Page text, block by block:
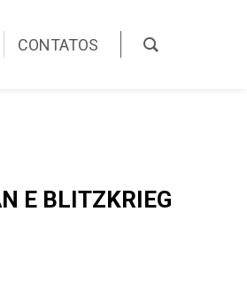
CONTATOS
E BLITZKRIEG